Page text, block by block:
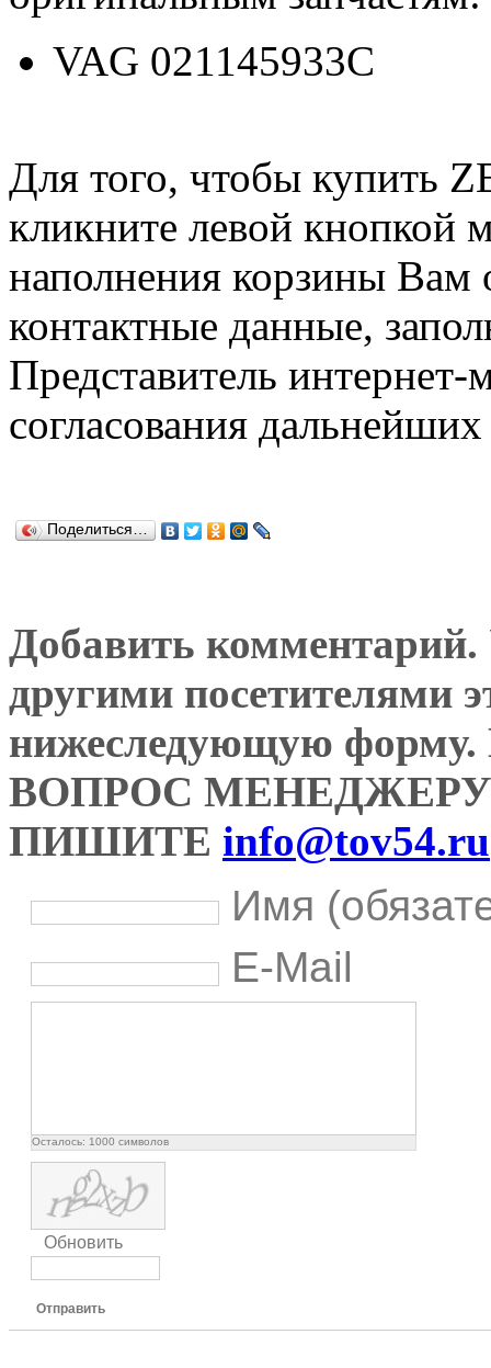
VAG 021145933C
Для того, чтобы купить
кликните левой
наполнения корзины Вам
контактные данные,
Представитель
согласования
Поделиться…
Добавить комментарий.
другими посетителями
нижеследующую
ВОПРОС
ПИШИТЕ info@tov54.ru
Имя
E-Mail
Осталось: 1000 символов
Обновить
Отправить